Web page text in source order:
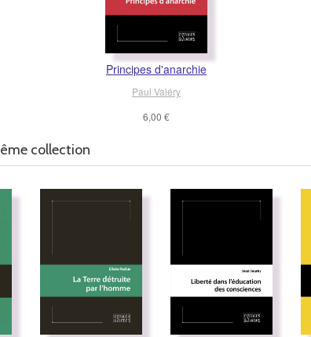
Principes d'anarchie
Paul Valéry
6,00 €
collection